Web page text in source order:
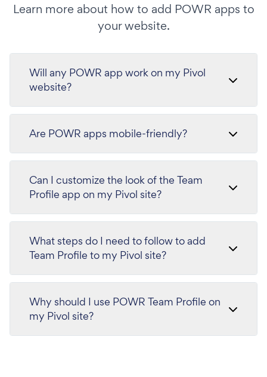
Learn more about how to add POWR apps to
your website.
Will any POWR app work on my Pivol
website?
Are POWR apps mobile-friendly?
Can I customize the look of the Team
Profile app on my Pivol site?
What steps do I need to follow to add
Team Profile to my Pivol site?
Why should I use POWR Team Profile on
my Pivol site?